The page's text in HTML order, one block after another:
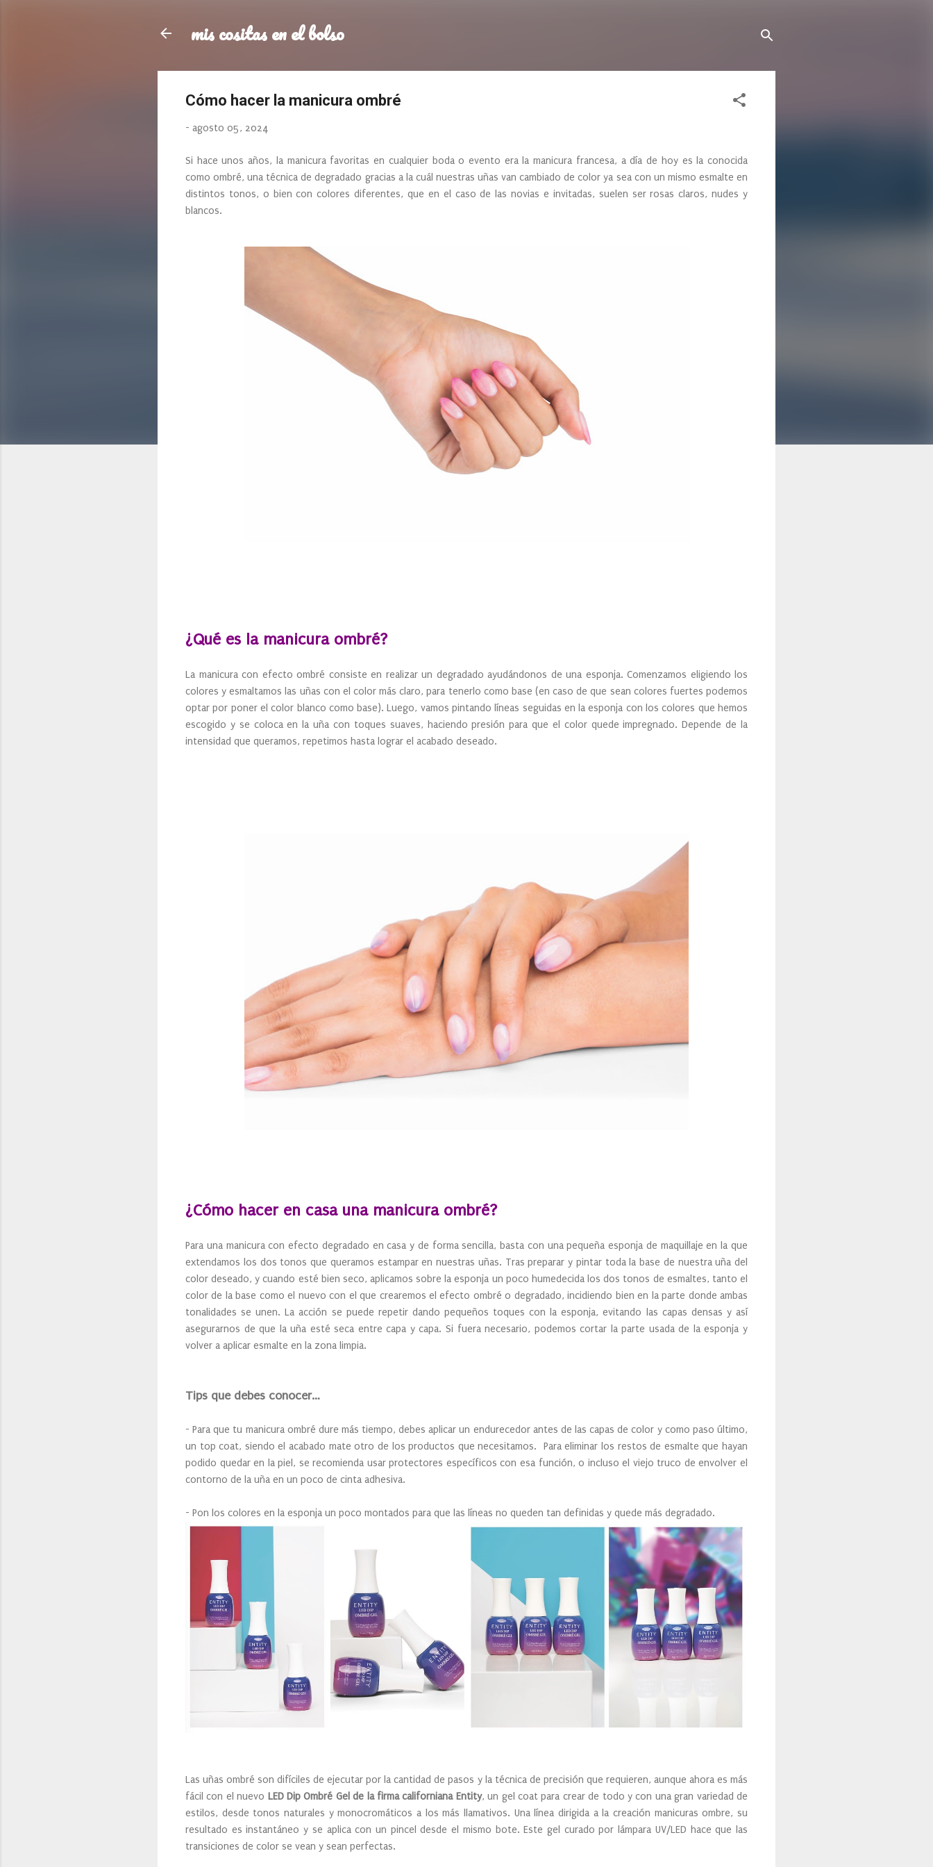
mis cositas en el bolso
Cómo hacer la manicura ombré
- agosto 05, 2024
Si hace unos años, la manicura favoritas en cualquier boda o evento era la manicura francesa, a día de hoy es la conocida
como ombré, una técnica de degradado gracias a la cuál nuestras uñas van cambiado de color ya sea con un mismo esmalte en
distintos tonos, o bien con colores diferentes, que en el caso de las novias e invitadas, suelen ser rosas claros, nudes y
blancos.
¿Qué es la manicura ombré?
La manicura con efecto ombré consiste en realizar un degradado ayudándonos de una esponja. Comenzamos eligiendo los
colores y esmaltamos las uñas con el color más claro, para tenerlo como base (en caso de que sean colores fuertes podemos
optar por poner el color blanco como base). Luego, vamos pintando líneas seguidas en la esponja con los colores que hemos
escogido y se coloca en la uña con toques suaves, haciendo presión para que el color quede impregnado. Depende de la
intensidad que queramos, repetimos hasta lograr el acabado deseado.
¿Cómo hacer en casa una manicura ombré?
Para una manicura con efecto degradado en casa y de forma sencilla, basta con una pequeña esponja de maquillaje en la que
extendamos los dos tonos que queramos estampar en nuestras uñas. Tras preparar y pintar toda la base de nuestra uña del
color deseado, y cuando esté bien seco, aplicamos sobre la esponja un poco humedecida los dos tonos de esmaltes, tanto el
color de la base como el nuevo con el que crearemos el efecto ombré o degradado, incidiendo bien en la parte donde ambas
tonalidades se unen. La acción se puede repetir dando pequeños toques con la esponja, evitando las capas densas y así
asegurarnos de que la uña esté seca entre capa y capa. Si fuera necesario, podemos cortar la parte usada de la esponja y
volver a aplicar esmalte en la zona limpia.
Tips que debes conocer…
- Para que tu manicura ombré dure más tiempo, debes aplicar un endurecedor antes de las capas de color y como paso último,
un top coat, siendo el acabado mate otro de los productos que necesitamos. Para eliminar los restos de esmalte que hayan
podido quedar en la piel, se recomienda usar protectores específicos con esa función, o incluso el viejo truco de envolver el
contorno de la uña en un poco de cinta adhesiva.
- Pon los colores en la esponja un poco montados para que las líneas no queden tan definidas y quede más degradado.
Las uñas ombré son difíciles de ejecutar por la cantidad de pasos y la técnica de precisión que requieren, aunque ahora es más
fácil con el nuevo LED Dip Ombré Gel de la firma californiana Entity, un gel coat para crear de todo y con una gran variedad de
estilos, desde tonos naturales y monocromáticos a los más llamativos. Una línea dirigida a la creación manicuras ombre, su
resultado es instantáneo y se aplica con un pincel desde el mismo bote. Este gel curado por lámpara UV/LED hace que las
transiciones de color se vean y sean perfectas.